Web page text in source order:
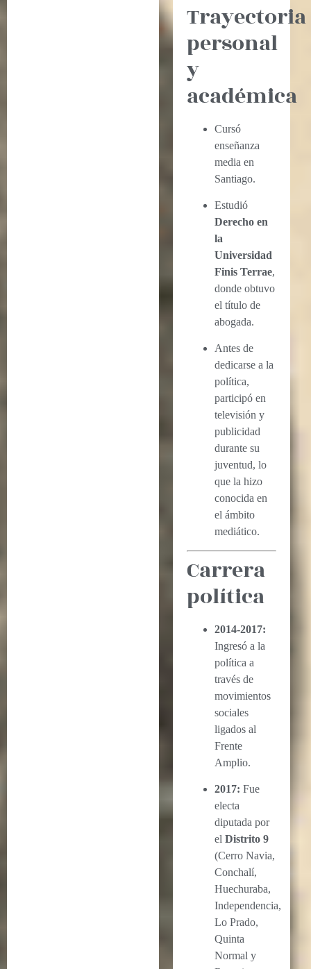
Trayectoria
personal
y
académica
Cursó
enseñanza
media en
Santiago.
Estudió
Derecho en
la
Universidad
Finis Terrae,
donde obtuvo
el título de
abogada.
Antes de
dedicarse a la
política,
participó en
televisión y
publicidad
durante su
juventud, lo
que la hizo
conocida en
el ámbito
mediático.
Carrera
política
2014-2017:
Ingresó a la
política a
través de
movimientos
sociales
ligados al
Frente
Amplio.
2017: Fue
electa
diputada por
elDistrito 9
(Cerro Navia,
Conchalí,
Huechuraba,
Independencia,
Lo Prado,
Quinta
Normal y